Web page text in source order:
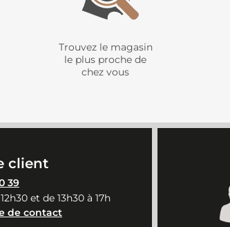
Trouvez le magasin
le plus proche de
chez vous
client
39
et de 13h30 à 17h
de contact